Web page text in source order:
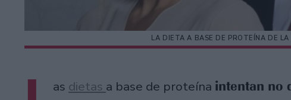
LA DIETA A BASE DE PROTEÍNA DE
as dietas a base de proteína intentan no